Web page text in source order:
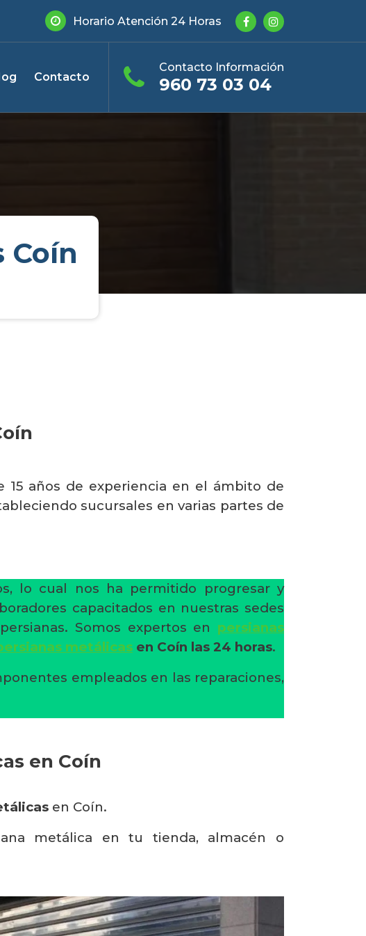
Horario Atención 24 Horas
Contacto
Contacto Información
960 73 03 04
Coín
15 años de experiencia en el ámbito de
sucursales en varias partes de
lo cual nos ha permitido progresar y
capacitados en nuestras sedes
Somos expertos en persianas
metálicas en Coín las 24 horas.
empleados en las reparaciones,
en Coín
en Coín.
metálica en tu tienda, almacén o